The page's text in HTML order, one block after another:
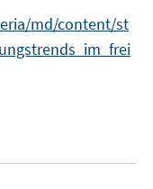
md/content/st